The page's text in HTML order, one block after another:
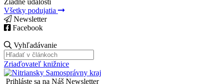
Všetky podujatia
Newsletter
Facebook
Vyhľadávanie
Zriaďovateľ knižnice
Prihláste sa na Náš Newsletter